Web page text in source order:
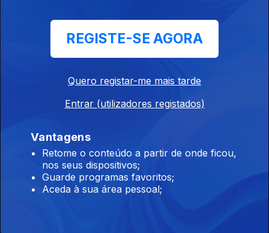
Disponível para iOS, Android, Apple TV, Android TV e
REGISTE-SE AGORA
Quero registar-me mais tarde
Entrar (utilizadores registados)
Vantagens
Retome o conteúdo a partir de onde ficou,
nos seus dispositivos;
Guarde programas favoritos;
Aceda à sua área pessoal;